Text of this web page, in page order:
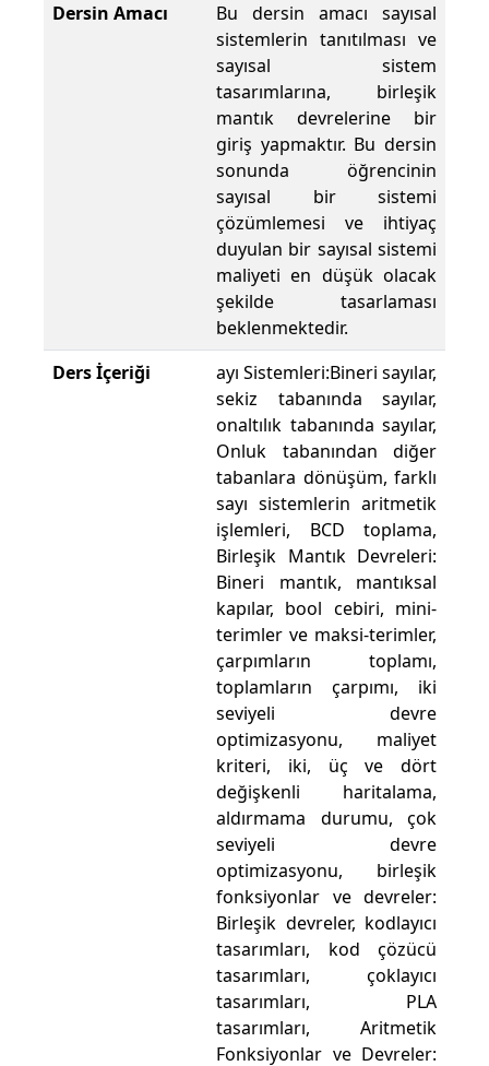
Dersin Amacı
Bu dersin amacı sayısal
sistemlerin tanıtılması ve
sayısal sistem
tasarımlarına, birleşik
mantık devrelerine bir
giriş yapmaktır. Bu dersin
sonunda öğrencinin
sayısal bir sistemi
çözümlemesi ve ihtiyaç
duyulan bir sayısal sistemi
maliyeti en düşük olacak
şekilde tasarlaması
beklenmektedir.
Ders İçeriği
ayı Sistemleri:Bineri sayılar,
sekiz tabanında sayılar,
onaltılık tabanında sayılar,
Onluk tabanından diğer
tabanlara dönüşüm, farklı
sayı sistemlerin aritmetik
işlemleri, BCD toplama,
Birleşik Mantık Devreleri:
Bineri mantık, mantıksal
kapılar, bool cebiri, mini-
terimler ve maksi-terimler,
çarpımların toplamı,
toplamların çarpımı, iki
seviyeli devre
optimizasyonu, maliyet
kriteri, iki, üç ve dört
değişkenli haritalama,
aldırmama durumu, çok
seviyeli devre
optimizasyonu, birleşik
fonksiyonlar ve devreler:
Birleşik devreler, kodlayıcı
tasarımları, kod çözücü
tasarımları, çoklayıcı
tasarımları, PLA
tasarımları, Aritmetik
Fonksiyonlar ve Devreler: